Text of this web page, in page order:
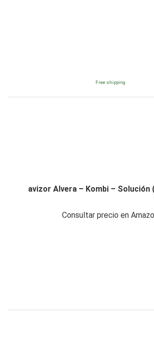
Free shipping
avizor Alvera – Kombi – Solución
Consultar precio en